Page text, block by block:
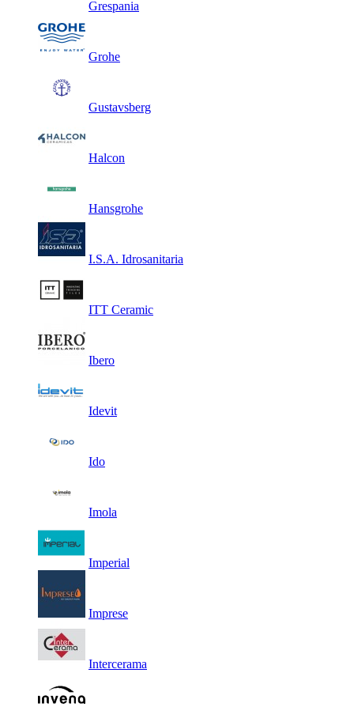
Grespania
Grohe
Gustavsberg
Halcon
Hansgrohe
I.S.A. Idrosanitaria
ITT Ceramic
Ibero
Idevit
Ido
Imola
Imperial
Imprese
Intercerama